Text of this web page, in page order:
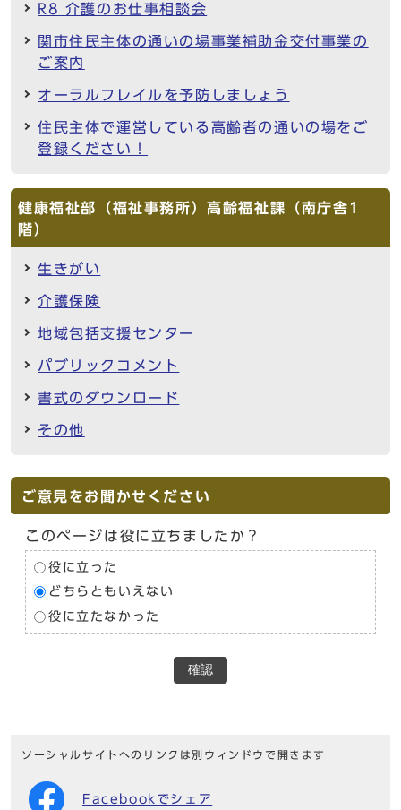
R8 介護のお仕事相談会
関市住民主体の通いの場事業補助金交付事業の
ご案内
オーラルフレイルを予防しましょう
住民主体で運営している高齢者の通いの場をご
登録ください！
健康福祉部（福祉事務所）高齢福祉課（南庁舎1
階）
生きがい
介護保険
地域包括支援センター
パブリックコメント
書式のダウンロード
その他
ご意見をお聞かせください
このページは役に立ちましたか？
役に立った
どちらともいえない
役に立たなかった
確認
ソーシャルサイトへのリンクは別ウィンドウで開きます
Facebookでシェア